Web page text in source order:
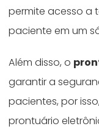
permite acesso a
paciente em um
Além disso, o
garantir a
pacientes, por
prontuário